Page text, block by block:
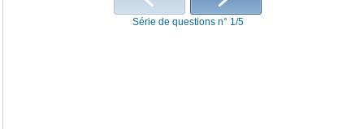
Série de questions n° 1/5